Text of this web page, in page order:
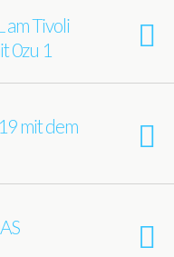
am Tivoli
0zu 1
mit dem